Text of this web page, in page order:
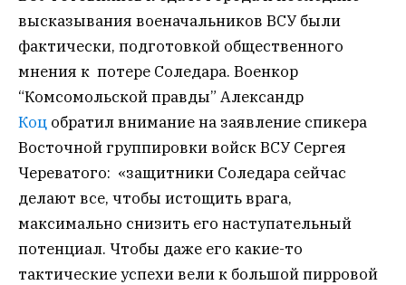
высказывания военачальников ВСУ были
фактически, подготовкой общественного
мнения к потере Соледара. Военкор
“Комсомольской правды” Александр
Коц обратил внимание на заявление спикера
Восточной группировки войск ВСУ Сергея
Череватого: «защитники Соледара сейчас
делают все, чтобы истощить врага,
максимально снизить его наступательный
потенциал. Чтобы даже его какие-то
тактические успехи вели к большой пирровой